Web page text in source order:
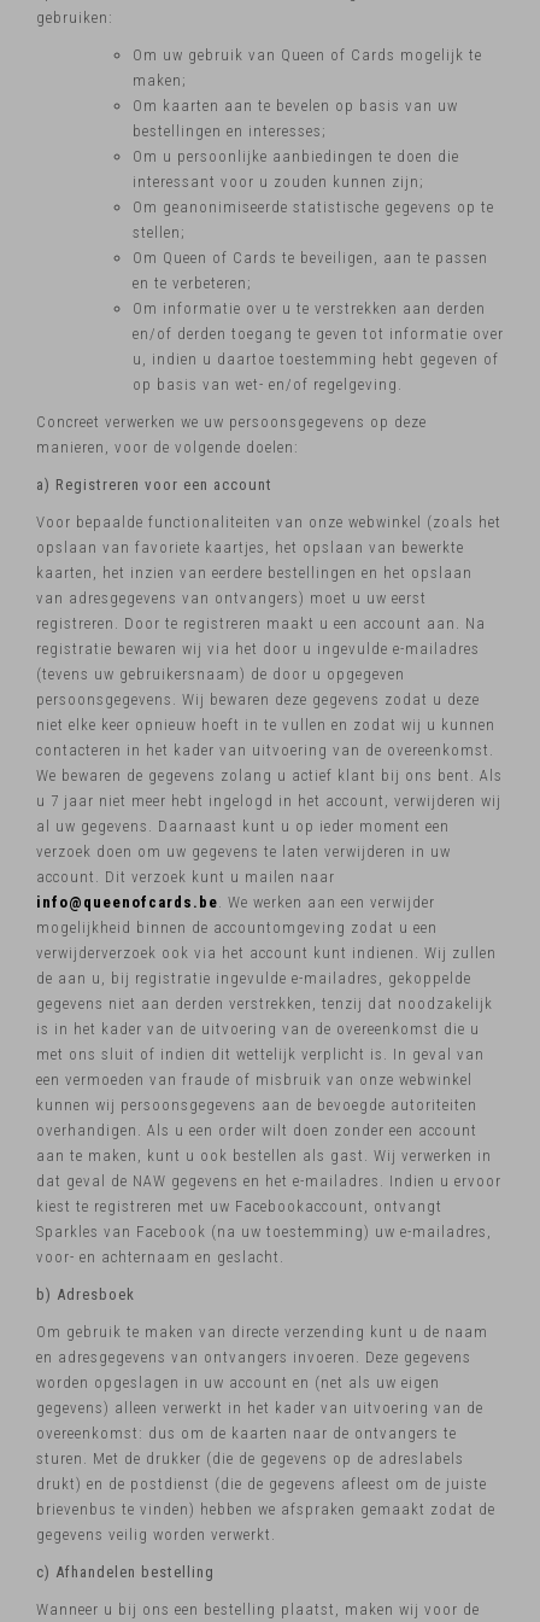
gebruiken:
Om uw gebruik van Queen of Cards mogelijk te
maken;
Om kaarten aan te bevelen op basis van uw
bestellingen en interesses;
Om u persoonlijke aanbiedingen te doen die
interessant voor u zouden kunnen zijn;
Om geanonimiseerde statistische gegevens op te
stellen;
Om Queen of Cards te beveiligen, aan te passen
en te verbeteren;
Om informatie over u te verstrekken aan derden
en/of derden toegang te geven tot informatie over
u, indien u daartoe toestemming hebt gegeven of
op basis van wet- en/of regelgeving.
Concreet verwerken we uw persoonsgegevens op deze
manieren, voor de volgende doelen:
a) Registreren voor een account
Voor bepaalde functionaliteiten van onze webwinkel (zoals het
opslaan van favoriete kaartjes, het opslaan van bewerkte
kaarten, het inzien van eerdere bestellingen en het opslaan
van adresgegevens van ontvangers) moet u uw eerst
registreren. Door te registreren maakt u een account aan. Na
registratie bewaren wij via het door u ingevulde e-mailadres
(tevens uw gebruikersnaam) de door u opgegeven
persoonsgegevens. Wij bewaren deze gegevens zodat u deze
niet elke keer opnieuw hoeft in te vullen en zodat wij u kunnen
contacteren in het kader van uitvoering van de overeenkomst.
We bewaren de gegevens zolang u actief klant bij ons bent. Als
u 7 jaar niet meer hebt ingelogd in het account, verwijderen wij
al uw gegevens. Daarnaast kunt u op ieder moment een
verzoek doen om uw gegevens te laten verwijderen in uw
account. Dit verzoek kunt u mailen naar
info@queenofcards.be. We werken aan een verwijder
mogelijkheid binnen de accountomgeving zodat u een
verwijderverzoek ook via het account kunt indienen. Wij zullen
de aan u, bij registratie ingevulde e-mailadres, gekoppelde
gegevens niet aan derden verstrekken, tenzij dat noodzakelijk
is in het kader van de uitvoering van de overeenkomst die u
met ons sluit of indien dit wettelijk verplicht is. In geval van
een vermoeden van fraude of misbruik van onze webwinkel
kunnen wij persoonsgegevens aan de bevoegde autoriteiten
overhandigen. Als u een order wilt doen zonder een account
aan te maken, kunt u ook bestellen als gast. Wij verwerken in
dat geval de NAW gegevens en het e-mailadres. Indien u ervoor
kiest te registreren met uw Facebookaccount, ontvangt
Sparkles van Facebook (na uw toestemming) uw e-mailadres,
voor- en achternaam en geslacht.
b) Adresboek
Om gebruik te maken van directe verzending kunt u de naam
en adresgegevens van ontvangers invoeren. Deze gegevens
worden opgeslagen in uw account en (net als uw eigen
gegevens) alleen verwerkt in het kader van uitvoering van de
overeenkomst: dus om de kaarten naar de ontvangers te
sturen. Met de drukker (die de gegevens op de adreslabels
drukt) en de postdienst (die de gegevens afleest om de juiste
brievenbus te vinden) hebben we afspraken gemaakt zodat de
gegevens veilig worden verwerkt.
c) Afhandelen bestelling
Wanneer u bij ons een bestelling plaatst, maken wij voor de